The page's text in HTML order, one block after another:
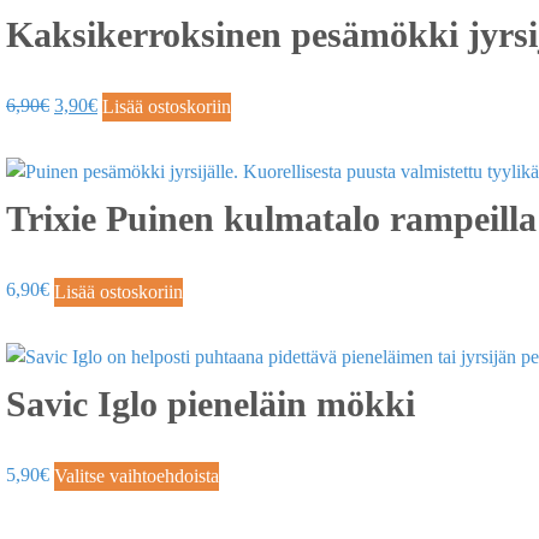
Kaksikerroksinen pesämökki
6,90€ 3,90€ Lisää ostoskoriin
Trixie Puinen kulmatalo rampeilla
6,90€ Lisää ostoskoriin
Savic Iglo pieneläin mökki
5,90€ Valitse vaihtoehdoista